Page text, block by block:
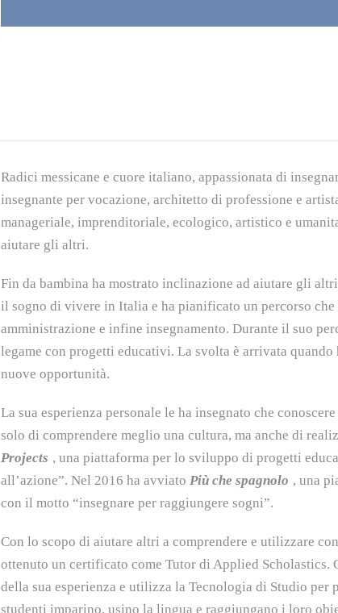
Radici messicane e cuore italiano, appassionata di
insegnante per vocazione, architetto di professione e
manageriale, imprenditoriale, ecologico, artistico e
aiutare gli altri.
Fin da bambina ha mostrato inclinazione ad aiutare gli
il sogno di vivere in Italia e ha pianificato un percorso
amministrazione e infine insegnamento. Durante il suo
legame con progetti educativi. La svolta è arrivata
nuove opportunità.
La sua esperienza personale le ha insegnato che
solo di comprendere meglio una cultura, ma anche di
Projects , una piattaforma per lo sviluppo di progetti
all’azione”. Nel 2016 ha avviato Più che spagnolo , una
con il motto “insegnare per raggiungere sogni”.
Con lo scopo di aiutare altri a comprendere e utilizzare
ottenuto un certificato come Tutor di Applied Scholastics.
della sua esperienza e utilizza la Tecnologia di Studio
studenti imparino, usino la lingua e raggiungano i loro